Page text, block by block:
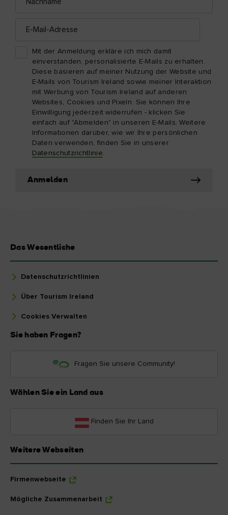
Mail-
Mit der Anmeldung erkläre ich mich damit
einverstanden, personalisierte E-Mails zu erhalten.
Diese basieren auf meiner Nutzung der Website und
E-Mails von Tourism Ireland sowie meiner Interaktion
mit Werbung von Tourism Ireland auf anderen
Websites, Cookies und Pixeln. Sie können Ihre
Einwilligung jederzeit widerrufen - klicken Sie
einfach auf "Abmelden" in unseren E-Mails. Weitere
Informationen darüber, wie wir Ihre persönlichen
Daten verwenden, finden Sie in unserer
Datenschutzrichtlinie.
Anmelden
Das Wesentliche
Datenschutzrichtlinien
Über Tourism Ireland
Cookies Verwalten
Sie haben Fragen?
Fragen Sie unsere Community!
Wählen Sie ein Land aus
Finden Sie Ihr Land
Weitere Webseiten
Firmenwebseite
Mögliche Zusammenarbeit